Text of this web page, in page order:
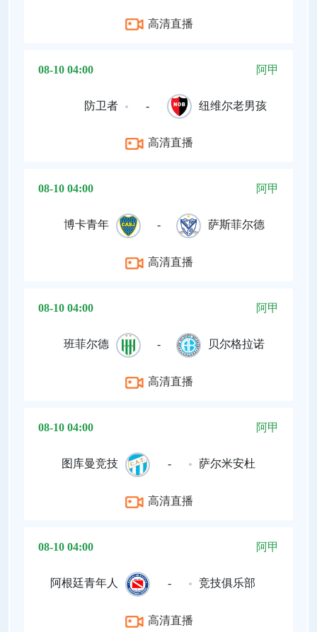
高清直播
08-10 04:00 阿甲
防卫者 - 纽维尔老男孩
高清直播
08-10 04:00 阿甲
博卡青年 - 萨斯菲尔德
高清直播
08-10 04:00 阿甲
班菲尔德 - 贝尔格拉诺
高清直播
08-10 04:00 阿甲
图库曼竞技 - 萨尔米安杜
高清直播
08-10 04:00 阿甲
阿根廷青年人 - 竞技俱乐部
高清直播